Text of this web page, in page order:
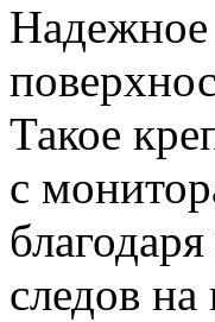
Надежное
Такое
с
следов